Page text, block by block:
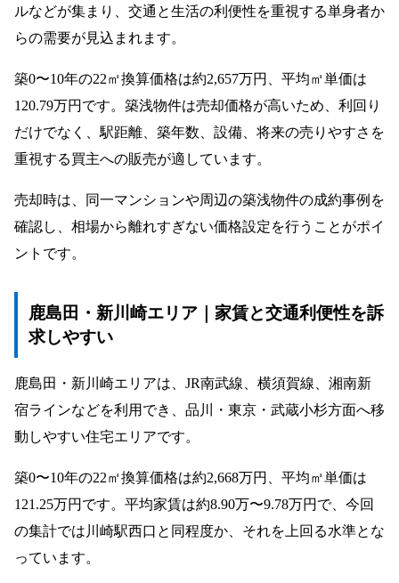
ルなどが集まり、交通と生活の利便性を重視する単身者か
らの需要が見込まれます。
築0〜10年の22㎡換算価格は約2,657万円、平均㎡単価は
120.79万円です。築浅物件は売却価格が高いため、利回り
だけでなく、駅距離、築年数、設備、将来の売りやすさを
重視する買主への販売が適しています。
売却時は、同一マンションや周辺の築浅物件の成約事例を
確認し、相場から離れすぎない価格設定を行うことがポイ
ントです。
鹿島田・新川崎エリア｜家賃と交通利便性を訴
求しやすい
鹿島田・新川崎エリアは、JR南武線、横須賀線、湘南新
宿ラインなどを利用でき、品川・東京・武蔵小杉方面へ移
動しやすい住宅エリアです。
築0〜10年の22㎡換算価格は約2,668万円、平均㎡単価は
121.25万円です。平均家賃は約8.90万〜9.78万円で、今回
の集計では川崎駅西口と同程度か、それを上回る水準とな
っています。